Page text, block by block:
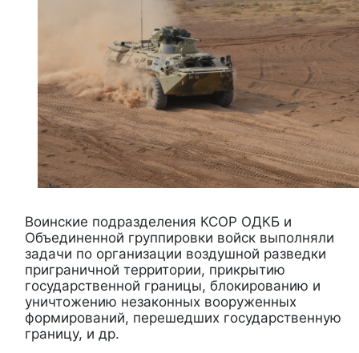
Воинские подразделения КСОР ОДКБ и
Объединенной группировки войск выполняли
задачи по организации воздушной разведки
приграничной территории, прикрытию
государственной границы, блокированию и
уничтожению незаконных вооруженных
формирований, перешедших государственную
границу, и др.